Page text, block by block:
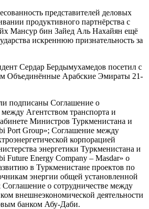
представителей деловых
продуктивного партнёрства с
Мансур бин Зайед Аль Нахайян ещё
искреннюю признательность за
Сердар Бердымухамедов посетил с
Объединённые Арабские Эмираты 21-
подписаны Соглашение о
Агентством транспорта и
Министров Туркменистана и
Port Group»; Соглашение между
корпорацией
энергетики Туркменистана и
Future Energy Company – Masdar» о
в Туркменистане проектов по
энергии общей установленной
о сотрудничестве между
внешнеэкономической деятельности
банком Абу-Даби.